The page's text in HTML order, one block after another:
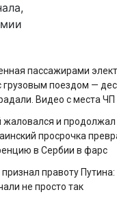
пассажирами
грузовым поездом —
Видео с места ЧП
жаловался и продолжал
просрочка
в Сербии в фарс
правоту Путина:
не просто так